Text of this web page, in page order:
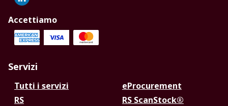
Accettiamo
Servizi
Tutti i servizi
eProcurement
RS
RS ScanStock®